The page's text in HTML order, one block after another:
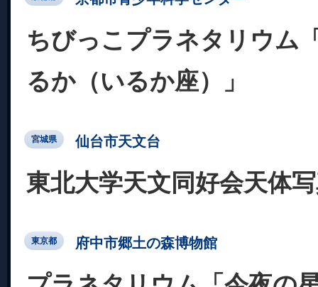
ちびっこプラネタリウム
るか（いるか座）」
宮城県 仙台市天文台
東北大学天文同好会天体
東京都 府中市郷土の森博物館